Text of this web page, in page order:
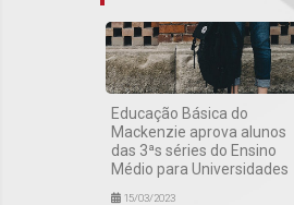
Educação Básica do
Mackenzie aprova alunos
das 3ªs séries do Ensino
Médio para Universidades
15/03/2023